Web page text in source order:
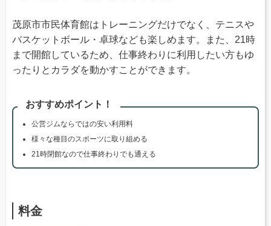
茂原市市民体育館はトレーニングだけでなく、テニスや
バスケットボール・卓球なども楽しめます。また、21時
まで開館しているため、仕事終わりに利用したい方もゆ
ったりとカラダを動かすことができます。
おすすめポイント！
公営ジムならではの安い利用料
様々な種目のスポーツに取り組める
21時閉館なので仕事終わりでも通える
料金